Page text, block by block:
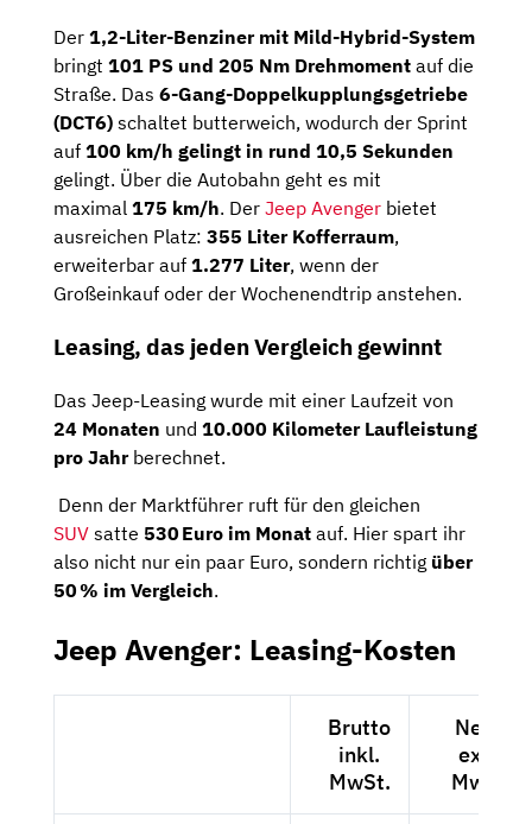
Der 1,2-Liter-Benziner mit Mild-Hybrid-System
bringt 101 PS und 205 Nm Drehmoment auf die
Straße. Das 6-Gang-Doppelkupplungsgetriebe
(DCT6) schaltet butterweich, wodurch der Sprint
auf 100 km/h gelingt in rund 10,5 Sekunden
gelingt. Über die Autobahn geht es mit
maximal 175 km/h. Der Jeep Avenger bietet
ausreichen Platz: 355 Liter Kofferraum,
erweiterbar auf 1.277 Liter, wenn der
Großeinkauf oder der Wochenendtrip anstehen.
Leasing, das jedenVergleich gewinnt
Das Jeep-Leasing wurde mit einer Laufzeit von
24 Monaten und 10.000 Kilometer Laufleistung
pro Jahr berechnet.
Denn der Marktführer ruft für den gleichen
SUV satte 530 Euro im Monat auf. Hier spart ihr
also nicht nur ein paar Euro, sondern richtig über
50 % im Vergleich.
Jeep Avenger: Leasing-Kosten
Brutto
inkl.
MwSt.
Netto
exkl.
MwSt.